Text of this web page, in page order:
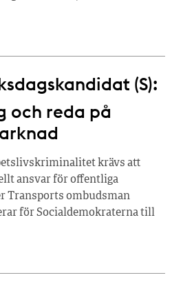
(S):
och reda på
krävs att
ansvar för offentliga
Transports ombudsman
för Socialdemokraterna till